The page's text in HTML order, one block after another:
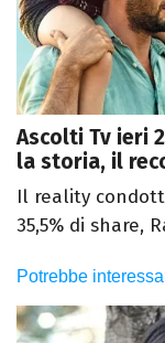
Ascolti Tv ieri
la storia, il
Il reality
35,5% di share,